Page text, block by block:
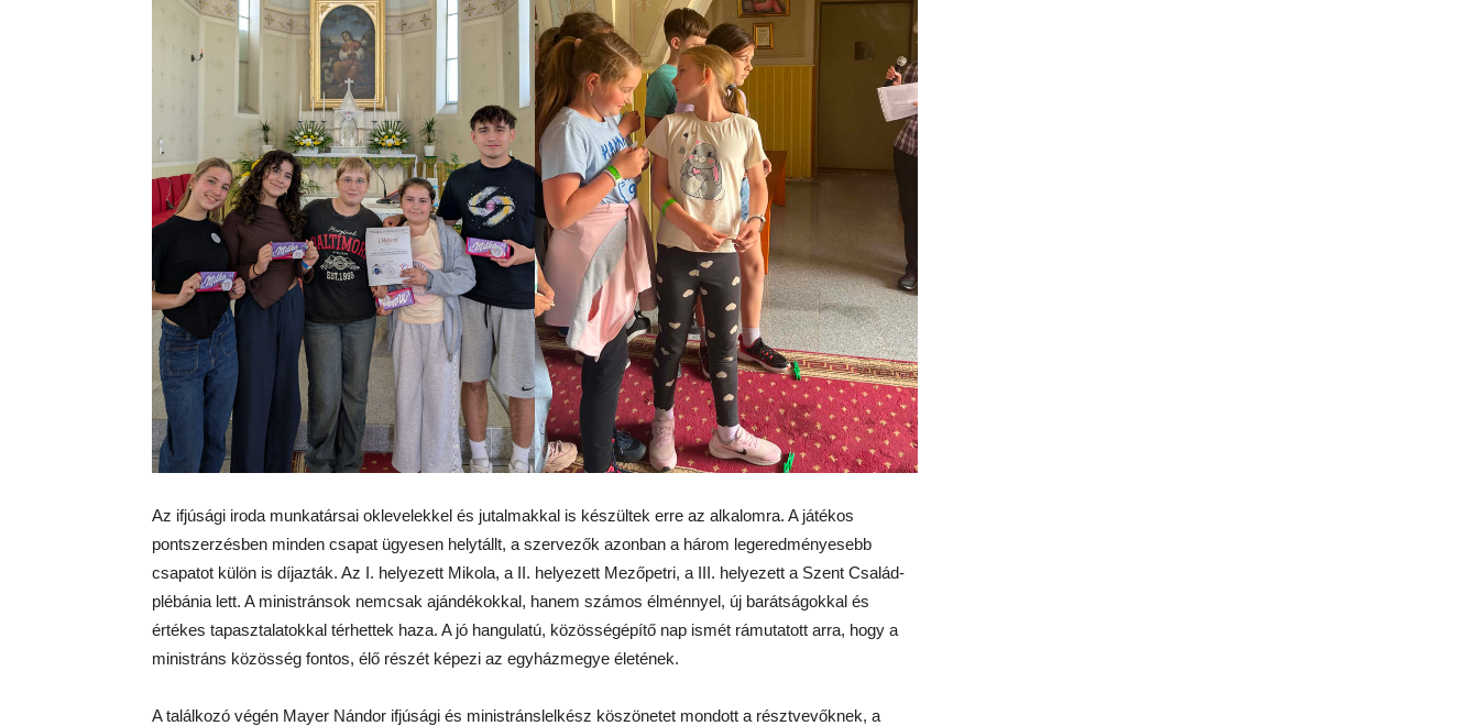
Az ifjúsági iroda munkatársai oklevelekkel és jutalmakkal is készültek erre az alkalomra. A játékos
pontszerzésben minden csapat ügyesen helytállt, a szervezők azonban a három legeredményesebb
csapatot külön is díjazták. Az I. helyezett Mikola, a II. helyezett Mezőpetri, a III. helyezett a Szent Család-
plébánia lett. A ministránsok nemcsak ajándékokkal, hanem számos élménnyel, új barátságokkal és
értékes tapasztalatokkal térhettek haza. A jó hangulatú, közösségépítő nap ismét rámutatott arra, hogy a
ministráns közösség fontos, élő részét képezi az egyházmegye életének.
A találkozó végén Mayer Nándor ifjúsági és ministránslelkész köszönetet mondott a résztvevőknek, a